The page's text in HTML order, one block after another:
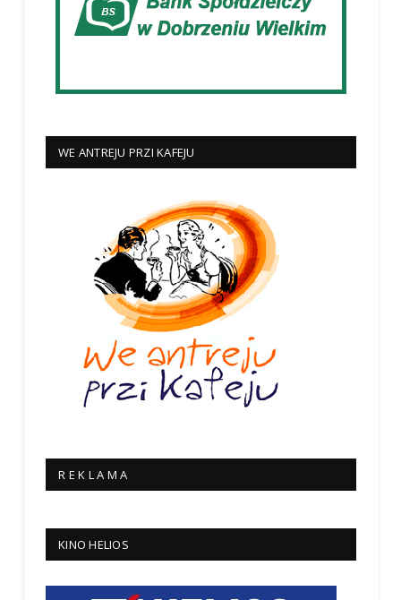
WE ANTREJU PRZI KAFEJU
R E K L A M A
KINO HELIOS